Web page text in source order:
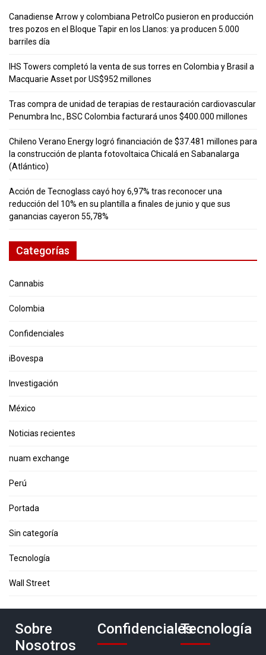
Canadiense Arrow y colombiana PetrolCo pusieron en producción
tres pozos en el Bloque Tapir en los Llanos: ya producen 5.000
barriles día
IHS Towers completó la venta de sus torres en Colombia y Brasil a
Macquarie Asset por US$952 millones
Tras compra de unidad de terapias de restauración cardiovascular
Penumbra Inc., BSC Colombia facturará unos $400.000 millones
Chileno Verano Energy logró financiación de $37.481 millones para
la construcción de planta fotovoltaica Chicalá en Sabanalarga
(Atlántico)
Acción de Tecnoglass cayó hoy 6,97% tras reconocer una
reducción del 10% en su plantilla a finales de junio y que sus
ganancias cayeron 55,78%
Categorías
Cannabis
Colombia
Confidenciales
iBovespa
Investigación
México
Noticias recientes
nuam exchange
Perú
Portada
Sin categoría
Tecnología
Wall Street
Sobre
Nosotros
ConfidencialesTecnología